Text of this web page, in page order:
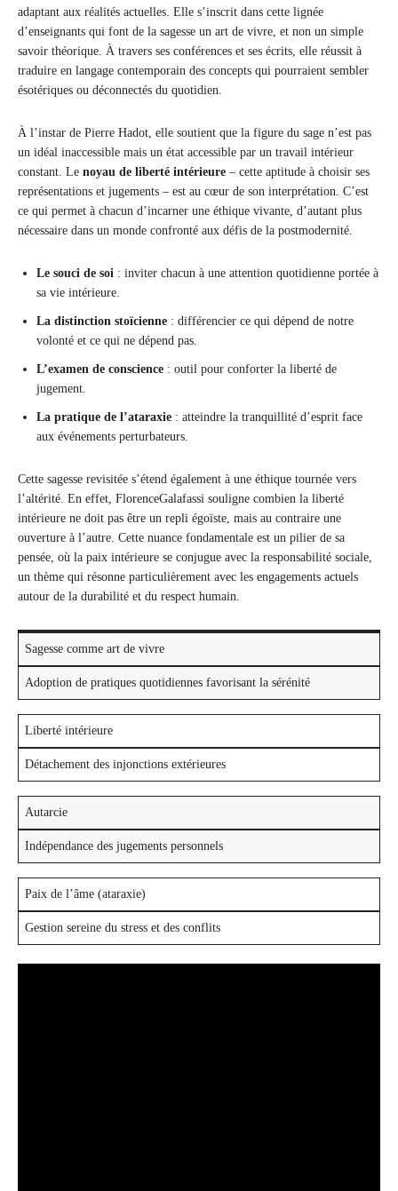
adaptant aux réalités actuelles. Elle s’inscrit dans cette lignée
d’enseignants qui font de la sagesse un art de vivre, et non un simple
savoir théorique. À travers ses conférences et ses écrits, elle réussit à
traduire en langage contemporain des concepts qui pourraient sembler
ésotériques ou déconnectés du quotidien.
À l’instar de Pierre Hadot, elle soutient que la figure du sage n’est pas
un idéal inaccessible mais un état accessible par un travail intérieur
constant. Le noyau de liberté intérieure – cette aptitude à choisir ses
représentations et jugements – est au cœur de son interprétation. C’est
ce qui permet à chacun d’incarner une éthique vivante, d’autant plus
nécessaire dans un monde confronté aux défis de la postmodernité.
Le souci de soi : inviter chacun à une attention quotidienne portée à
sa vie intérieure.
La distinction stoïcienne : différencier ce qui dépend de notre
volonté et ce qui ne dépend pas.
L’examen de conscience : outil pour conforter la liberté de
jugement.
La pratique de l’ataraxie : atteindre la tranquillité d’esprit face
aux événements perturbateurs.
Cette sagesse revisitée s’étend également à une éthique tournée vers
l’altérité. En effet, FlorenceGalafassi souligne combien la liberté
intérieure ne doit pas être un repli égoïste, mais au contraire une
ouverture à l’autre. Cette nuance fondamentale est un pilier de sa
pensée, où la paix intérieure se conjugue avec la responsabilité sociale,
un thème qui résonne particulièrement avec les engagements actuels
autour de la durabilité et du respect humain.
Sagesse comme art de vivre
Adoption de pratiques quotidiennes favorisant la sérénité
Liberté intérieure
Détachement des injonctions extérieures
Autarcie
Indépendance des jugements personnels
Paix de l’âme (ataraxie)
Gestion sereine du stress et des conflits